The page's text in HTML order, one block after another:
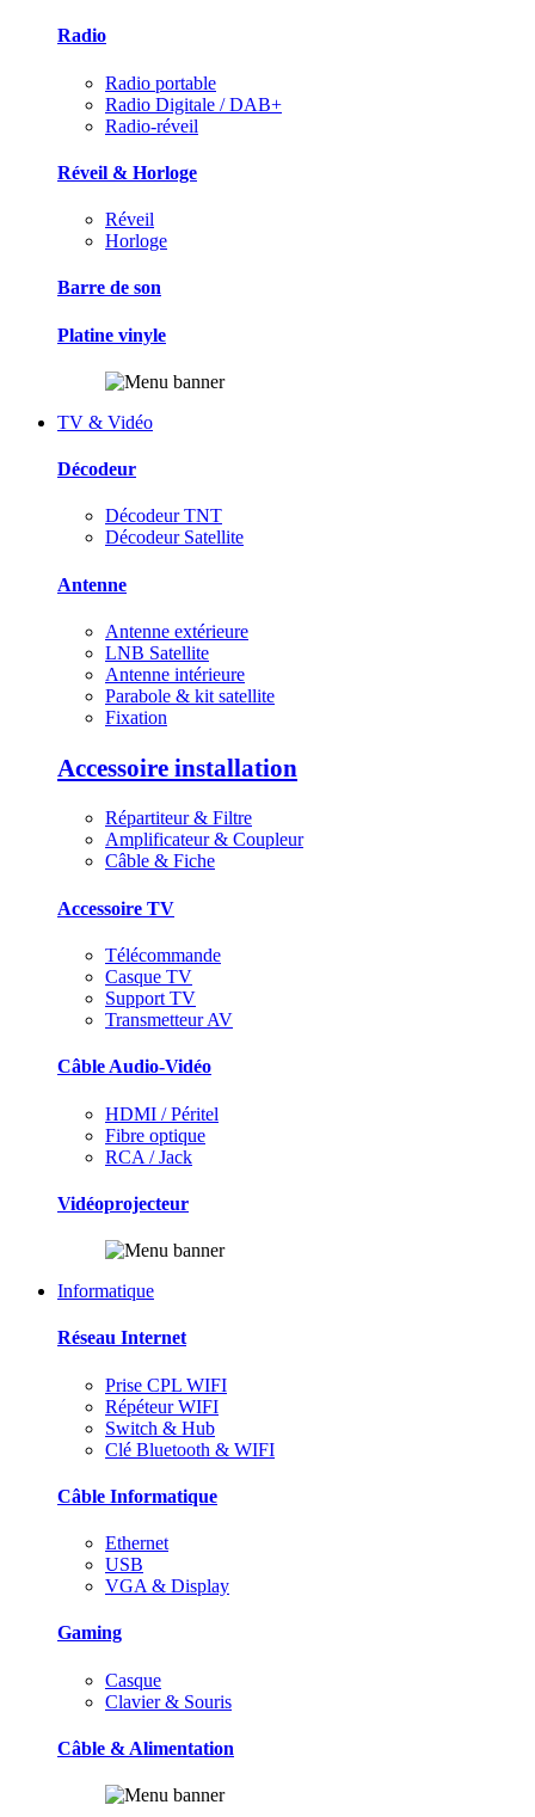
Radio
Radio portable
Radio Digitale / DAB+
Radio-réveil
Réveil & Horloge
Réveil
Horloge
Barre de son
Platine vinyle
TV & Vidéo
Décodeur
Décodeur TNT
Décodeur Satellite
Antenne
Antenne extérieure
LNB Satellite
Antenne intérieure
Parabole & kit satellite
Fixation
Accessoire installation
Répartiteur & Filtre
Amplificateur & Coupleur
Câble & Fiche
Accessoire TV
Télécommande
Casque TV
Support TV
Transmetteur AV
Câble Audio-Vidéo
HDMI / Péritel
Fibre optique
RCA / Jack
Vidéoprojecteur
Informatique
Réseau Internet
Prise CPL WIFI
Répéteur WIFI
Switch & Hub
Clé Bluetooth & WIFI
Câble Informatique
Ethernet
USB
VGA & Display
Gaming
Casque
Clavier & Souris
Câble & Alimentation